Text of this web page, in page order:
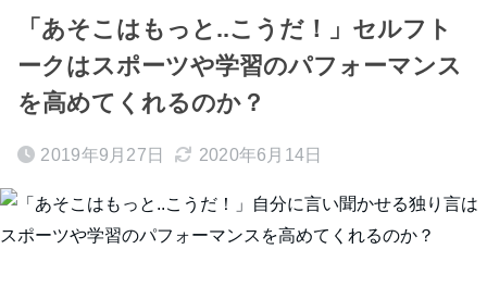
「あそこはもっと..こうだ！」セルフト
ークはスポーツや学習のパフォーマンス
を高めてくれるのか？
2019年9月27日 2020年6月14日